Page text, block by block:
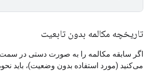
تاریخچه مکالمه بدون تابعیت
اگر سابقه مکالمه را به صورت دستی در سمت
می‌کنید (مورد استفاده بدون وضعیت)، باید